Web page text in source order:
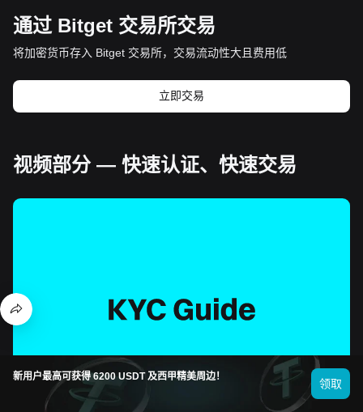
通过 Bitget 交易所交易
将加密货币存入 Bitget 交易所，交易流动性大且费用低
立即交易
视频部分 — 快速认证、快速交易
新用户最高可获得 6200 USDT 及西甲精美周边！
领取